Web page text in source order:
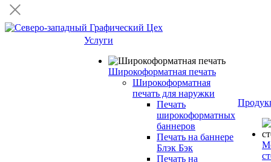
Услуги
Широкоформатная печать
Широкоформатная
печать для наружки
Печать
широкоформатных
баннеров
Печать на баннере
Блэк Бэк
Печать на